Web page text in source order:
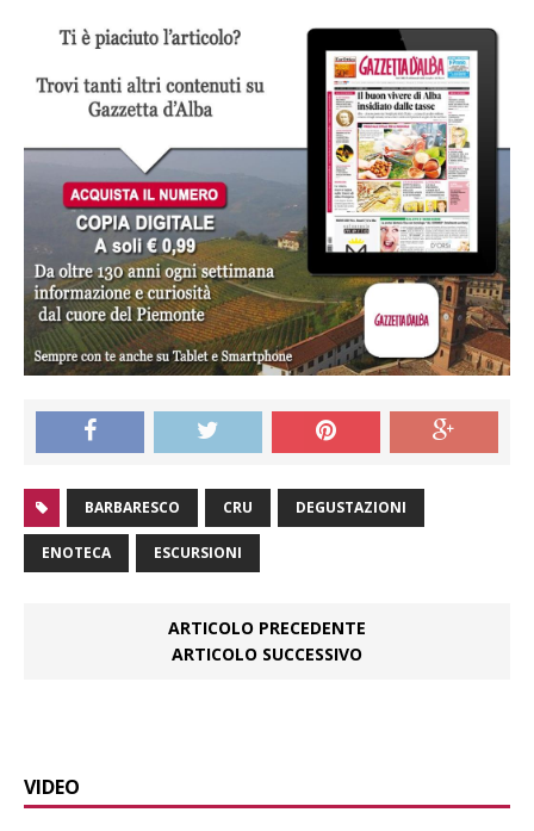
BARBARESCO CRU DEGUSTAZIONI
ENOTECA ESCURSIONI
ARTICOLO PRECEDENTE
ARTICOLO SUCCESSIVO
VIDEO